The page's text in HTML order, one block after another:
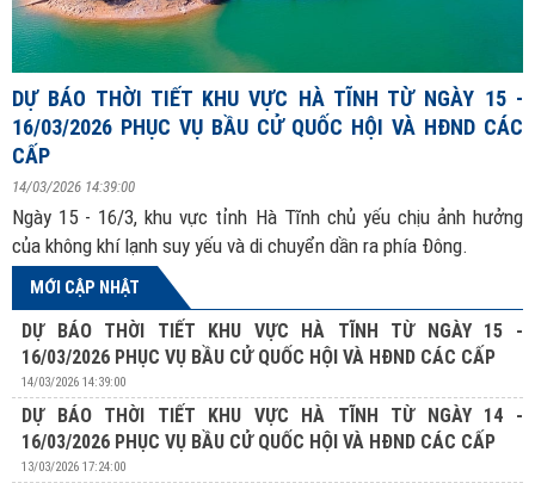
DỰ BÁO THỜI TIẾT KHU VỰC HÀ TĨNH TỪ NGÀY 15 -
16/03/2026 PHỤC VỤ BẦU CỬ QUỐC HỘI VÀ HĐND CÁC
CẤP
14/03/2026 14:39:00
Ngày 15 - 16/3, khu vực tỉnh Hà Tĩnh chủ yếu chịu ảnh hưởng
của không khí lạnh suy yếu và di chuyển dần ra phía Đông.
MỚI CẬP NHẬT
DỰ BÁO THỜI TIẾT KHU VỰC HÀ TĨNH TỪ NGÀY 15 -
16/03/2026 PHỤC VỤ BẦU CỬ QUỐC HỘI VÀ HĐND CÁC CẤP
14/03/2026 14:39:00
DỰ BÁO THỜI TIẾT KHU VỰC HÀ TĨNH TỪ NGÀY 14 -
16/03/2026 PHỤC VỤ BẦU CỬ QUỐC HỘI VÀ HĐND CÁC CẤP
13/03/2026 17:24:00